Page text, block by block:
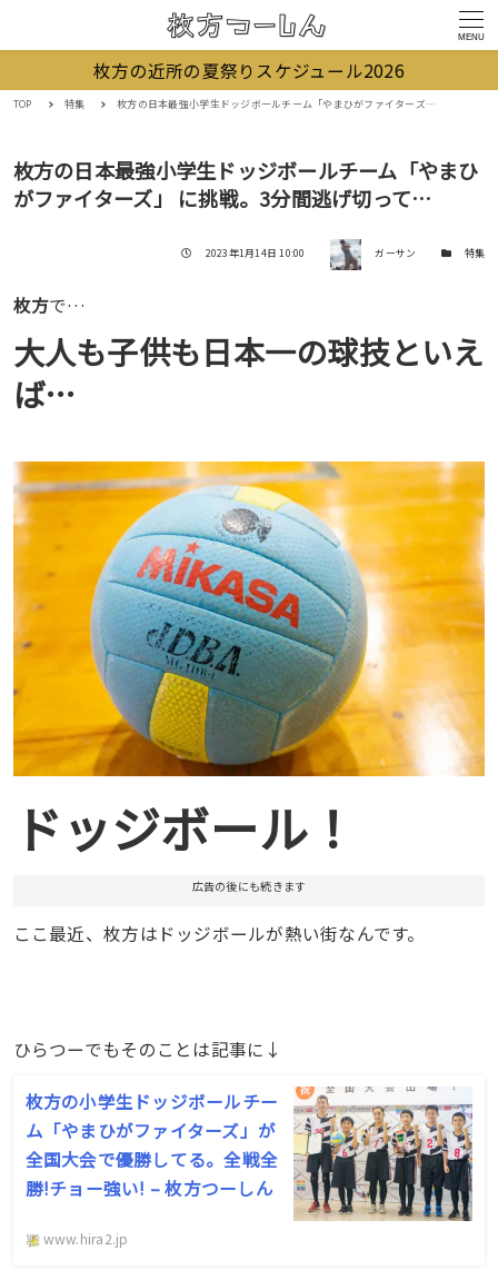
MENU
枚方の近所の夏祭りスケジュール2026
TOP 特集 枚方の日本最強小学生ドッジボールチーム「やまひがファイターズ」 に挑戦。3分間逃げ切って…
枚方の日本最強小学生ドッジボールチーム「やまひ
がファイターズ」 に挑戦。3分間逃げ切って…
投稿日
2023年1月14日 10:00 著者 ガーサン カテゴリー
特集
枚方で…
大人も子供も日本一の球技といえ
ば…
ドッジボール！
広告の後にも続きます
ここ最近、枚方はドッジボールが熱い街なんです。
ひらつーでもそのことは記事に↓
枚方の小学生ドッジボールチー
ム「やまひがファイターズ」が
全国大会で優勝してる。全戦全
勝!チョー強い! – 枚方つーしん
www.hira2.jp